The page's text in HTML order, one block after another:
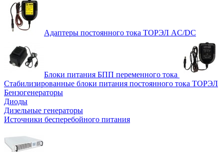
Адаптеры постоянного тока ТОРЭЛ AC/DC
Блоки питания БПП переменного тока
Стабилизированные блоки питания постоянного тока ТОРЭЛ
Бензогенераторы
Диоды
Дизельные генераторы
Источники бесперебойного питания